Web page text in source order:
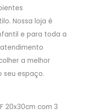
Nossa loja é
e para toda a
a melhor
seu espaço.
20x30cm com 3